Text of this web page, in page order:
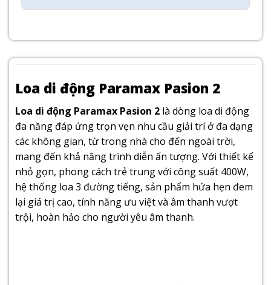
Loa di động Paramax Pasion 2
Loa di động Paramax Pasion 2 là dòng loa di động
đa năng đáp ứng trọn vẹn nhu cầu giải trí ở đa dạng
các không gian, từ trong nhà cho đến ngoài trời,
mang đến khả năng trình diễn ấn tượng. Với thiết kế
nhỏ gọn, phong cách trẻ trung với công suất 400W,
hệ thống loa 3 đường tiếng, sản phẩm hứa hẹn đem
lại giá trị cao, tính năng ưu việt và âm thanh vượt
trội, hoàn hảo cho người yêu âm thanh.